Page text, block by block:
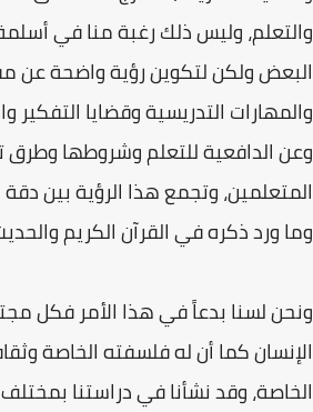
والتعلم، وليس ذلك رغبة منا في
البعض ولكن لتكوين رؤية واضحة عن
والمهارات التدريسية وقضايا التفكير
وعن الدافعية للتعلم وشروطها وطرق
المتعلمين، وتجمع هذا الرؤية بين
وما ورد ذكره في القرآن الكريم
ونحن لسنا بدعاً في هذا الأمر فكل
الإنسان كما أن له فلسفته الخاصة
الخاصة، وقد نشأنا في دراستنا